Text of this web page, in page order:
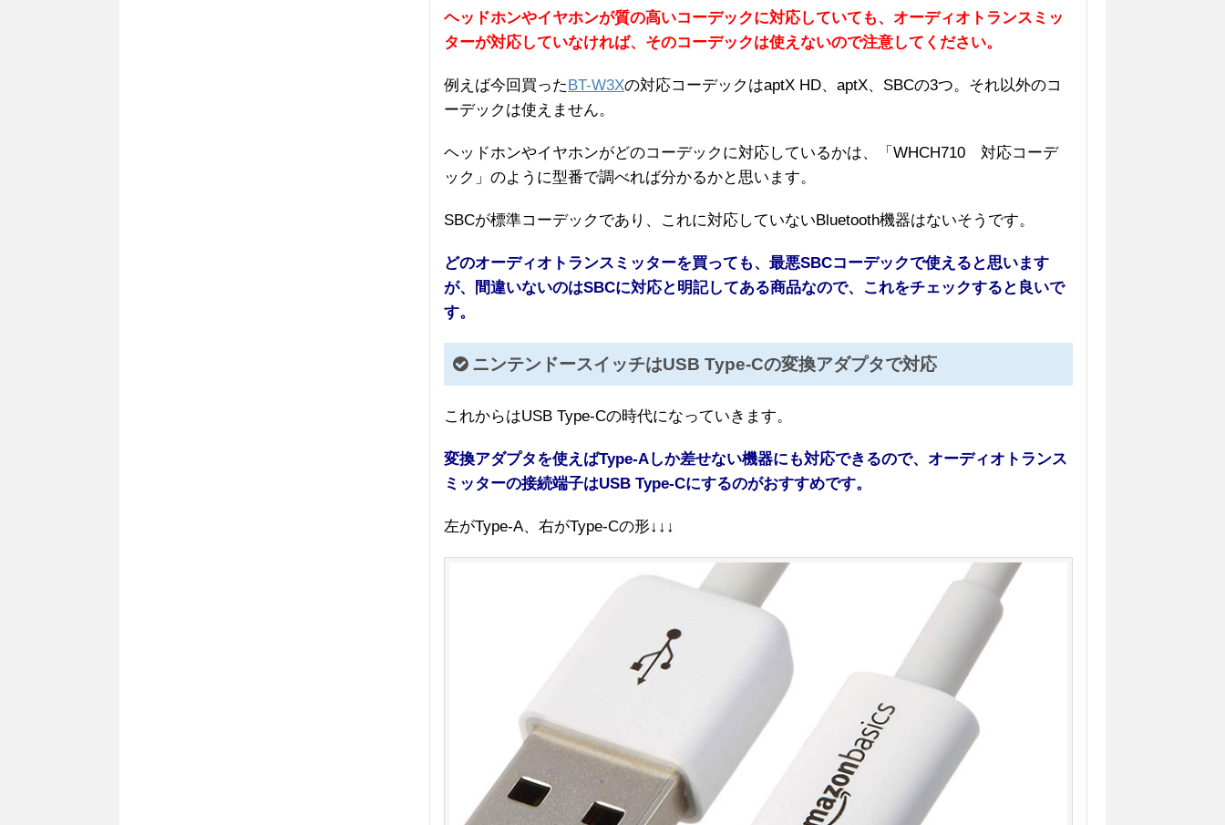
ヘッドホンやイヤホンが質の高いコーデックに対応していても、オーディオトランスミッ
ターが対応していなければ、そのコーデックは使えないので注意してください。
例えば今回買ったBT-W3Xの対応コーデックはaptX HD、aptX、SBCの3つ。それ以外のコ
ーデックは使えません。
ヘッドホンやイヤホンがどのコーデックに対応しているかは、「WHCH710 対応コーデ
ック」のように型番で調べれば分かるかと思います。
SBCが標準コーデックであり、これに対応していないBluetooth機器はないそうです。
どのオーディオトランスミッターを買っても、最悪SBCコーデックで使えると思います
が、間違いないのはSBCに対応と明記してある商品なので、これをチェックすると良いで
す。
ニンテンドースイッチはUSB Type-Cの変換アダプタで対応
これからはUSB Type-Cの時代になっていきます。
変換アダプタを使えばType-Aしか差せない機器にも対応できるので、オーディオトランス
ミッターの接続端子はUSB Type-Cにするのがおすすめです。
左がType-A、右がType-Cの形↓↓↓